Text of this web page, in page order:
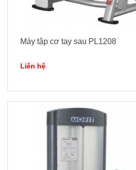
Máy tập cơ tay sau PL1208
Liên hệ